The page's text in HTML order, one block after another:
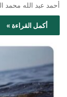
أحمد عبد الله محمد
أكمل القراءة »